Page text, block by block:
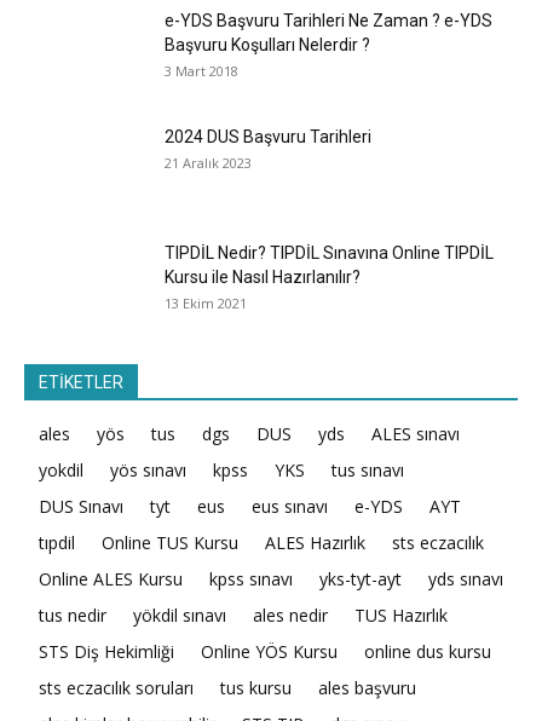
e-YDS Başvuru Tarihleri Ne Zaman ? e-YDS
Başvuru Koşulları Nelerdir ?
3 Mart 2018
2024 DUS Başvuru Tarihleri
21 Aralık 2023
TIPDİL Nedir? TIPDİL Sınavına Online TIPDİL
Kursu ile Nasıl Hazırlanılır?
13 Ekim 2021
ETİKETLER
ales yös tus dgs DUS yds
ALES sınavı
yokdil
yös sınavı kpss YKS
tus sınavı
DUS Sınavı
tyt eus eus sınavı e-YDS
AYT
tıpdil
Online TUS Kursu ALES Hazırlık
sts eczacılık
Online ALES Kursu
kpss sınavı yks-tyt-ayt
yds sınavı
tus nedir
yökdil sınavı ales nedir
TUS Hazırlık
STS Diş Hekimliği
Online YÖS Kursu
online dus kursu
sts eczacılık soruları
tus kursu
ales başvuru